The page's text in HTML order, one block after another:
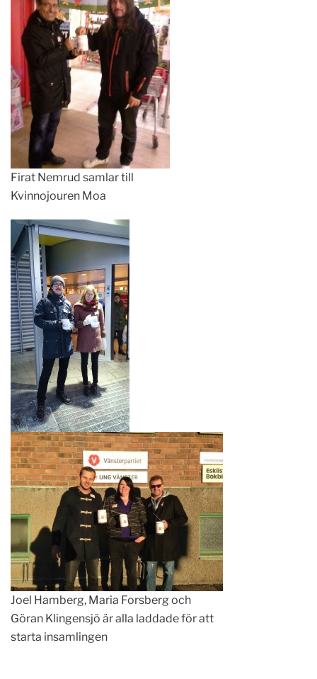
Firat Nemrud samlar till
Kvinnojouren Moa
Joel Hamberg, Maria Forsberg och
Göran Klingensjö är alla laddade för att
starta insamlingen